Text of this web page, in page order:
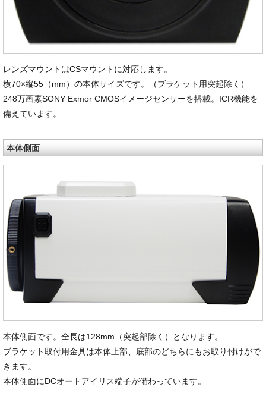
レンズマウントはCSマウントに対応します。
横70×縦55（mm）の本体サイズです。（ブラケット用突起除く）
248万画素SONY Exmor CMOSイメージセンサーを搭載。ICR機能を
備えています。
本体側面
本体側面です。全長は128mm（突起部除く）となります。
ブラケット取付用金具は本体上部、底部のどちらにもお取り付けがで
きます。
本体側面にDCオートアイリス端子が備わっています。